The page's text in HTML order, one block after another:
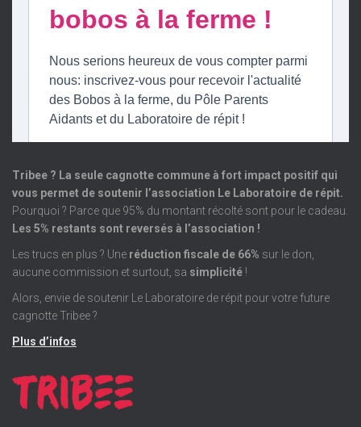
Tribee ? La seule cagnotte commune à fort impact positif qui
vous permet de soutenir l’association Le Laboratoire de répit.
Pourquoi ? Parce que 95% du montant récolté sont pour le cadeau.
Les 5% restants sont reversés à l’association !
Les trucs en plus ? Une réduction fiscale de 66% sur le don,
aucune commission et surtout, sa simplicité !
Alors, envie de soutenir Le Laboratoire de répit pour votre future
cagnotte Tribee ?
Plus d’infos